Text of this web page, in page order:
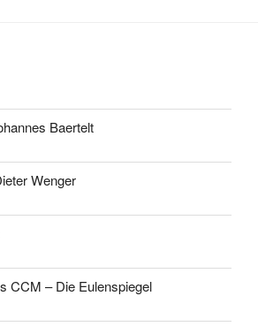
Baertelt
Wenger
CCM – Die Eulenspiegel